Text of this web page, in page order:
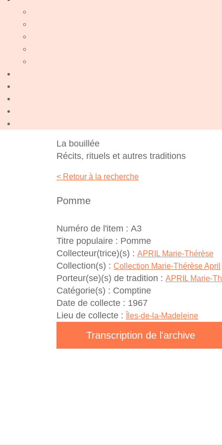
La bouillée
Récits, rituels et autres traditions
< Retour à la recherche
Pomme
Numéro de l'item : A3
Titre populaire : Pomme
Collecteur(trice)(s) : APRIL Marie-Thérèse
Collection(s) : Collection Marie-Thérèse April
Porteur(se)(s) de tradition : APRIL Marie-
Catégorie(s) : Comptine
Date de collecte : 1967
Lieu de collecte :
Îles-de-la-Madeleine
Transcription de l'archive